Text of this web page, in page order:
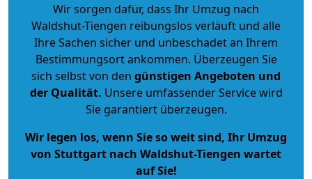
Wir sorgen dafür, dass Ihr Umzug nach
Waldshut-Tiengen reibungslos verläuft und alle
Ihre Sachen sicher und unbeschadet an Ihrem
Bestimmungsort ankommen. Überzeugen Sie
sich selbst von den günstigen Angeboten und
der Qualität. Unsere umfassender Service wird
Sie garantiert überzeugen.
Wir legen los, wenn Sie so weit sind, Ihr Umzug
von Stuttgart nach Waldshut-Tiengen wartet
auf Sie!